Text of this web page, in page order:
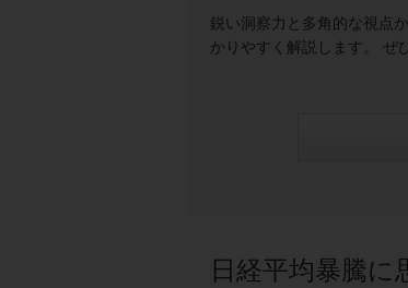
鋭い洞察力と多角的な視点
かりやすく解説します。 ぜ
日経平均暴騰に